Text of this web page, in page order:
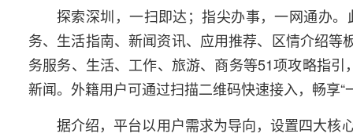
探索深圳，一扫即达；指尖办事，一网通办
务、生活指南、新闻资讯、应用推荐、区情介绍
务服务、生活、工作、旅游、商务等51项攻略指
新闻。外籍用户可通过扫描二维码快速接入，畅享“
据介绍，平台以用户需求为导向，设置四大核